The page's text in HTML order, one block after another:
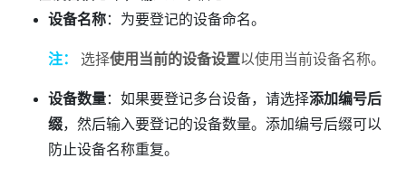
设备名称：为要登记的设备命名。
注： 选择使用当前的设备设置以使用当前设备名称。
设备数量：如果要登记多台设备，请选择添加编号后
缀，然后输入要登记的设备数量。添加编号后缀可以
防止设备名称重复。